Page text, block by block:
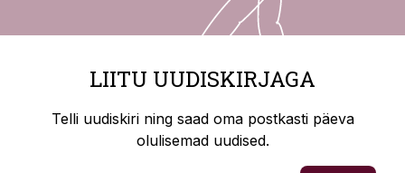
LIITU UUDISKIRJAGA
Telli uudiskiri ning saad oma postkasti päeva
olulisemad uudised.